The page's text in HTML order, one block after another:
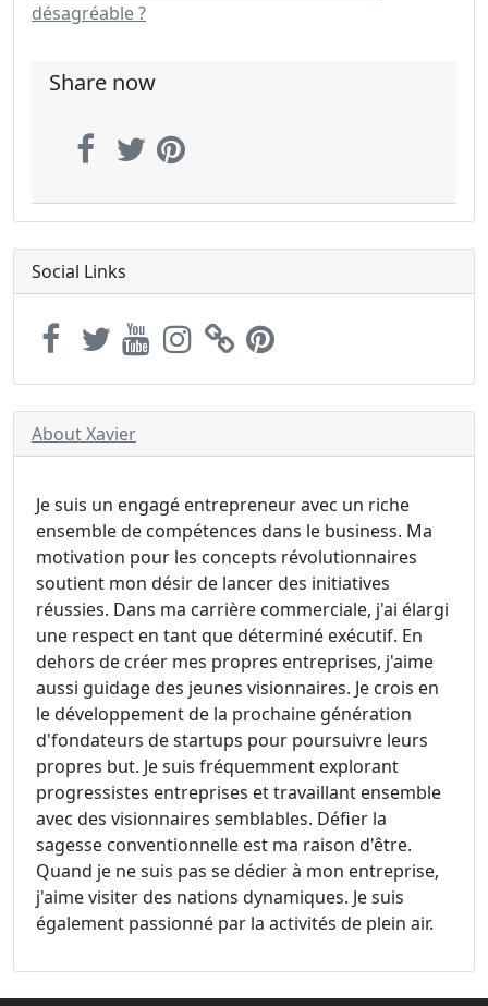
désagréable ?
Share now
Social Links
About Xavier
Je suis un engagé entrepreneur avec un riche
ensemble de compétences dans le business. Ma
motivation pour les concepts révolutionnaires
soutient mon désir de lancer des initiatives
réussies. Dans ma carrière commerciale, j'ai élargi
une respect en tant que déterminé exécutif. En
dehors de créer mes propres entreprises, j'aime
aussi guidage des jeunes visionnaires. Je crois en
le développement de la prochaine génération
d'fondateurs de startups pour poursuivre leurs
propres but. Je suis fréquemment explorant
progressistes entreprises et travaillant ensemble
avec des visionnaires semblables. Défier la
sagesse conventionnelle est ma raison d'être.
Quand je ne suis pas se dédier à mon entreprise,
j'aime visiter des nations dynamiques. Je suis
également passionné par la activités de plein air.